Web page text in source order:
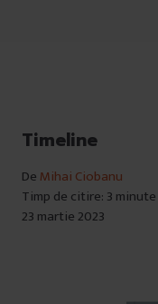
Timeline
De Mihai Ciobanu
Timp de citire: 3 minute
23 martie 2023